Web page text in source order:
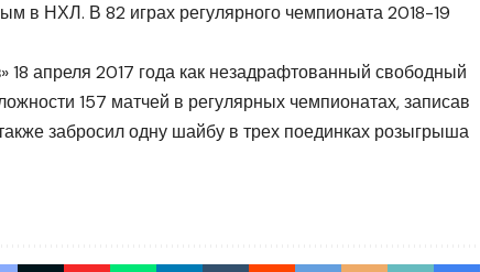
в НХЛ. В 82 играх регулярного чемпионата 2018-19
18 апреля 2017 года как незадрафтованный свободный
157 матчей в регулярных чемпионатах, записав
забросил одну шайбу в трех поединках розыгрыша